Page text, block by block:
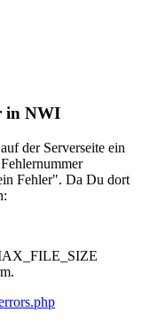
in NWI
der Serverseite ein
Fehler". Da Du dort